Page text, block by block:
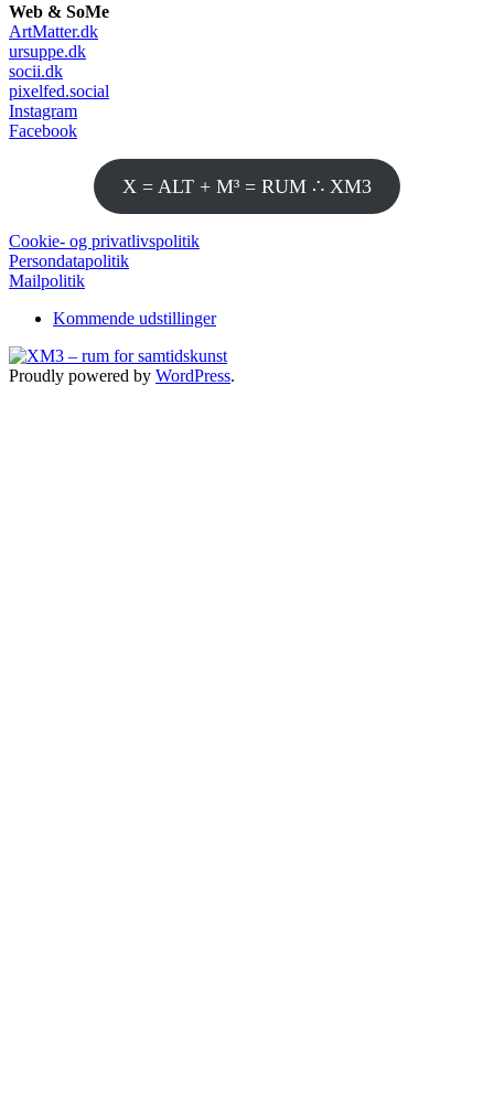
Web & SoMe
ArtMatter.dk
ursuppe.dk
socii.dk
pixelfed.social
Instagram
Facebook
X = ALT + M³ = RUM ∴ XM3
Cookie- og privatlivspolitik
Persondatapolitik
Mailpolitik
Kommende udstillinger
Proudly powered by WordPress.